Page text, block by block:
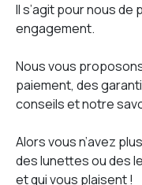
Il s’agit pour nous
engagement.
Nous vous
paiement, des
conseils et notre
Alors vous n’avez
des lunettes ou des
et qui vous plaisent !